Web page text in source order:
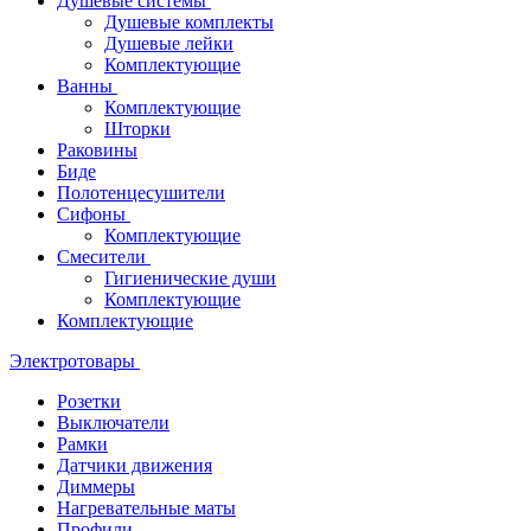
Душевые комплекты
Душевые лейки
Комплектующие
Ванны
Комплектующие
Шторки
Раковины
Биде
Полотенцесушители
Сифоны
Комплектующие
Смесители
Гигиенические души
Комплектующие
Комплектующие
Электротовары
Розетки
Выключатели
Рамки
Датчики движения
Диммеры
Нагревательные маты